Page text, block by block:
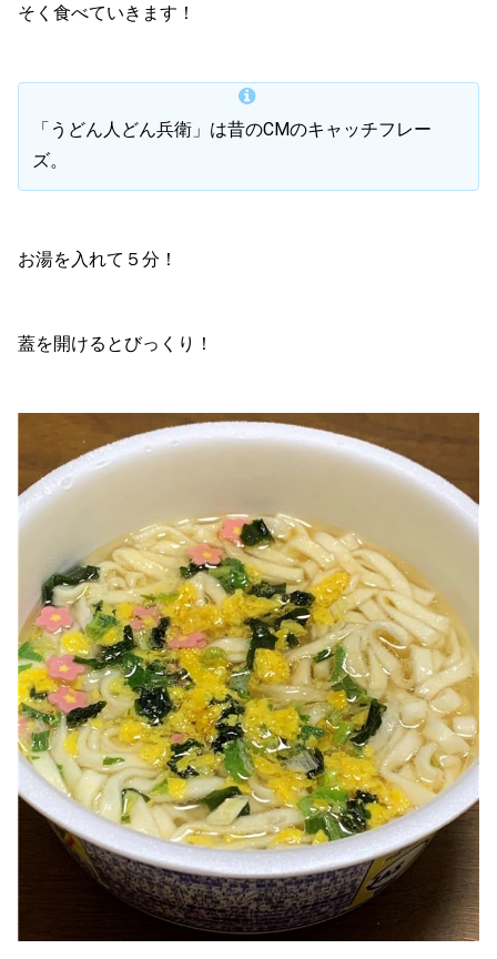
そく食べていきます！
「うどん人どん兵衛」は昔のCMのキャッチフレー
ズ。
お湯を入れて５分！
蓋を開けるとびっくり！